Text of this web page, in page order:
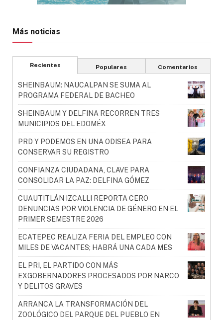
Más noticias
Recientes Populares Comentarios
SHEINBAUM: NAUCALPAN SE SUMA AL
PROGRAMA FEDERAL DE BACHEO
SHEINBAUM Y DELFINA RECORREN TRES
MUNICIPIOS DEL EDOMÉX
PRD Y PODEMOS EN UNA ODISEA PARA
CONSERVAR SU REGISTRO
CONFIANZA CIUDADANA, CLAVE PARA
CONSOLIDAR LA PAZ: DELFINA GÓMEZ
CUAUTITLÁN IZCALLI REPORTA CERO
DENUNCIAS POR VIOLENCIA DE GÉNERO EN EL
PRIMER SEMESTRE 2026
ECATEPEC REALIZA FERIA DEL EMPLEO CON
MILES DE VACANTES; HABRÁ UNA CADA MES
EL PRI, EL PARTIDO CON MÁS
EXGOBERNADORES PROCESADOS POR NARCO
Y DELITOS GRAVES
ARRANCA LA TRANSFORMACIÓN DEL
ZOOLÓGICO DEL PARQUE DEL PUEBLO EN